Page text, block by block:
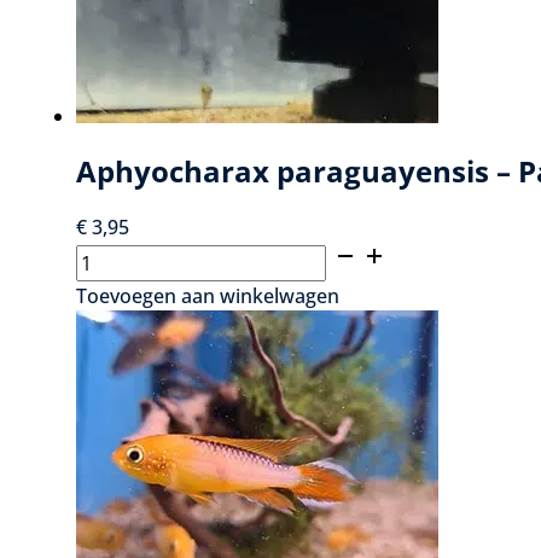
Aphyocharax paraguayensis –
€3,95
Aphyocharax
paraguayensis
-
Panda
tetra
Toevoegen aan winkelwagen